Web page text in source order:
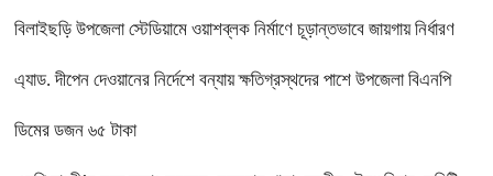
বিলাইছড়ি উপজেলা স্টেডিয়ামে ওয়াশব্লক নির্মাণে চূড়ান্তভাবে জায়গায় নির্ধারণ
এ্যাড. দীপেন দেওয়ানের নির্দেশে বন্যায় ক্ষতিগ্রস্থদের পাশে উপজেলা বিএনপি
ডিমের ডজন ৬৫ টাকা